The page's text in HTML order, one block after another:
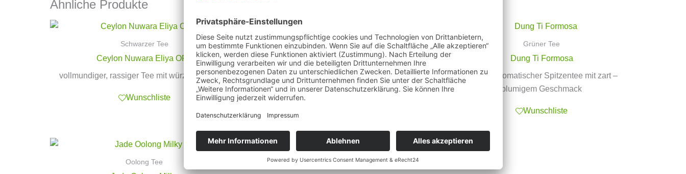
Ähnliche Produkte
Schwarzer Tee
Ceylon Nuwara Eliya OP1
vollmundiger, rassiger Tee mit würzigem Aroma
Wunschliste
Oolong Tee
Kueihua
frischer Tee mit leicht blumigem Charakter
Grüner Tee
Dung Ti Formosa
äußerst aromatischer Spitzentee mit zart –
blumigem Geschmack
Wunschliste
Oolong Tee